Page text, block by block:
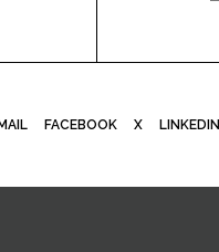
FACEBOOK X LINKEDIN